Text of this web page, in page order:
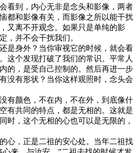
到，内心无非是念头和影像，两者
都和影像有关，而影像之所以能干扰
又离不开观念。如果只是单纯的影
，并不会干扰我们。
身外？当你审视它的时候，就会看
这个发现打破了我们的常识。平常人
的，是受自己控制的。然后再进一步
没有形状？当你这样观照时，念头会
颜色，不在内，不在外，到底像什
有共同的特点，都是无相的。这就是
时，这个无相的心也可以是无限的，
，正是二祖的安心处。当年二祖找